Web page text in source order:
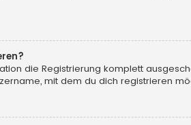
die Registrierung komplett
mit dem du dich registrieren